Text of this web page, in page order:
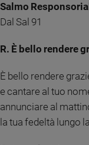
e
Creato
Diritti
di
valore
Caso
della
Salmo
Dal Sal 91
R. È bello rendere
È bello rendere
e cantare al tuo
annunciare al
la tua fedeltà lungo